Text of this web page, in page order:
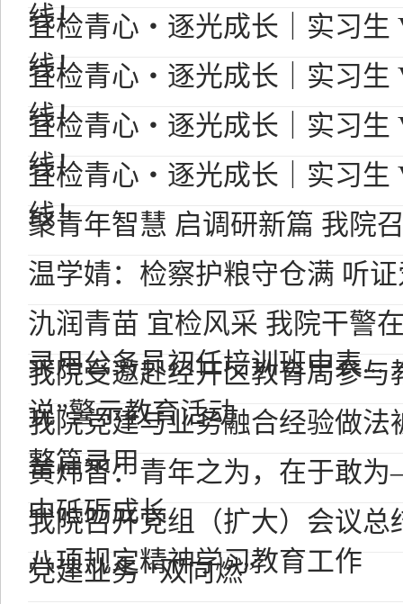
线！
宜检青心・逐光成长｜实习生
线！
宜检青心・逐光成长｜实习生
线！
宜检青心・逐光成长｜实习生
线！
宜检青心・逐光成长｜实习生
线！
聚青年智慧 启调研新篇 我院
温学婧：检察护粮守仓满 听
氿润青苗 宜检风采 我院干警
录用公务员初任培训班中表...
我院受邀赴经开区教育局参与
说”警示教育活动
我院党建与业务融合经验做法
整篇录用
黄炜智：青年之为，在于敢
中砥砺成长
我院召开党组（扩大）会议总
八项规定精神学习教育工作
党建业务 “双向燃”